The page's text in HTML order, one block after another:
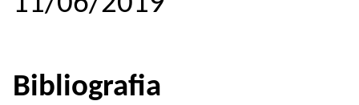
Bibliografia